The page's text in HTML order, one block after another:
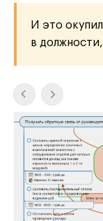
И это
в